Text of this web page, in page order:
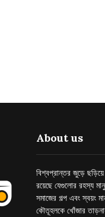
About us
বিশ্বপ্রান্তর জুড়ে
রয়েছে যেগুলোর রহস্য
সমাজের গল্প এবং স্বয়ং
কৌতূহলকে খোঁজার